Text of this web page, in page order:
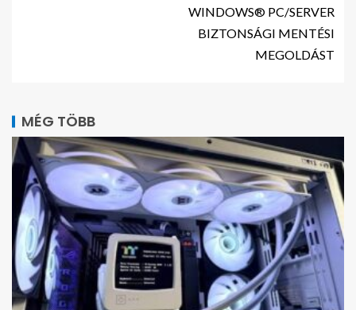
WINDOWS® PC/SERVER
BIZTONSÁGI MENTÉSI
MEGOLDÁST
MÉG TÖBB